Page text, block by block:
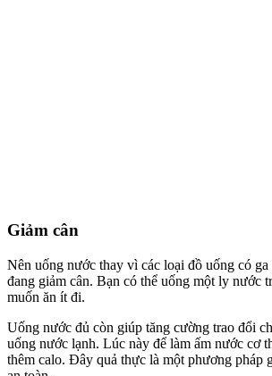
Giảm cân
Nên uống nước thay vì các loại đồ uống có
đang giảm cân. Bạn có thể uống một ly nước
muốn ăn ít đi.
Uống nước đủ còn giúp tăng cường trao đổi
uống nước lạnh. Lúc này để làm ấm nước cơ
thêm calo. Đây quả thực là một phương pháp